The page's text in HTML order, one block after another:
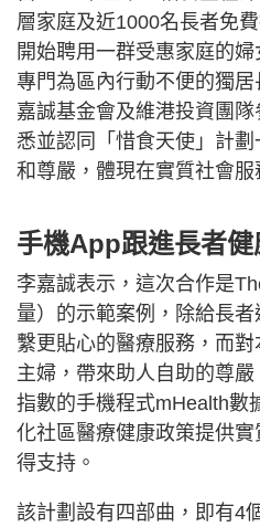
層家庭及近1000名長者免
開始聘用一群受惠家庭的
專門為區內行動不便的獨
嘉誠基金會及維港投資團
悉並認同「惜食天使」計
和尊嚴，體現在實質社會服
手機App跟進長者健
李嘉誠表示，這次合作是
量）的示範案例，除給長
繫更貼心的醫療服務，而
主婦，帶來助人自助的尊
指數的手機程式mHealth數
化社區醫療健康政策提供
得支持。
該計劃設有四部曲，即有4